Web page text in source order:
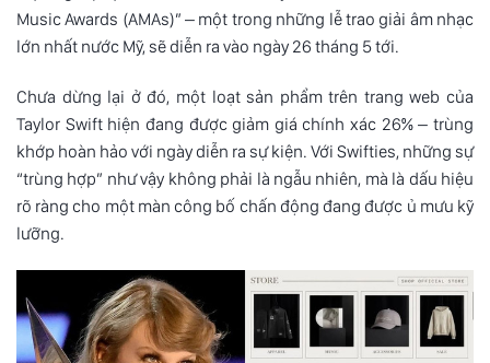
Music Awards (AMAs)” – một trong những lễ trao giải âm nhạc
lớn nhất nước Mỹ, sẽ diễn ra vào ngày 26 tháng 5 tới.
Chưa dừng lại ở đó, một loạt sản phẩm trên trang web của
Taylor Swift hiện đang được giảm giá chính xác 26% – trùng
khớp hoàn hảo với ngày diễn ra sự kiện. Với Swifties, những sự
“trùng hợp” như vậy không phải là ngẫu nhiên, mà là dấu hiệu
rõ ràng cho một màn công bố chấn động đang được ủ mưu kỹ
lưỡng.